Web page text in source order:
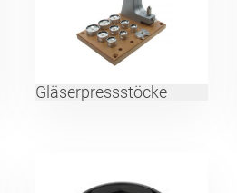
Gläserpressstöcke